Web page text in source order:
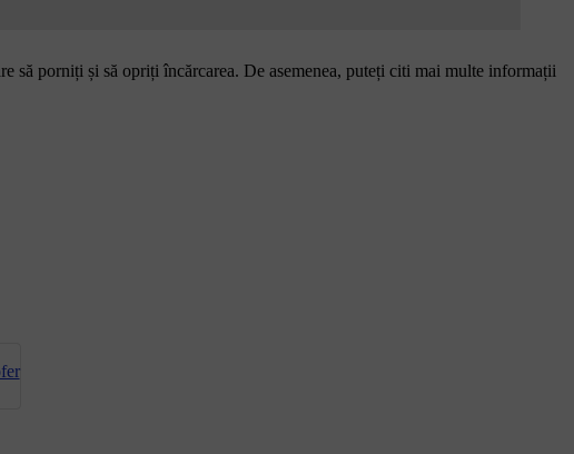
să porniți și să opriți încărcarea. De asemenea, puteți citi mai multe informații